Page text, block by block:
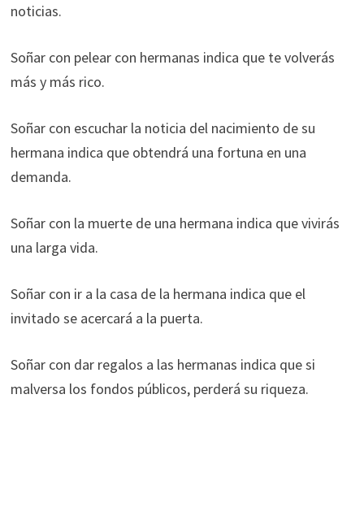
noticias.
Soñar con pelear con hermanas indica que te volverás
más y más rico.
Soñar con escuchar la noticia del nacimiento de su
hermana indica que obtendrá una fortuna en una
demanda.
Soñar con la muerte de una hermana indica que vivirás
una larga vida.
Soñar con ir a la casa de la hermana indica que el
invitado se acercará a la puerta.
Soñar con dar regalos a las hermanas indica que si
malversa los fondos públicos, perderá su riqueza.